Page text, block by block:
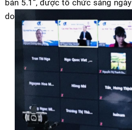
bản 5.1”, được tổ chức sáng
do